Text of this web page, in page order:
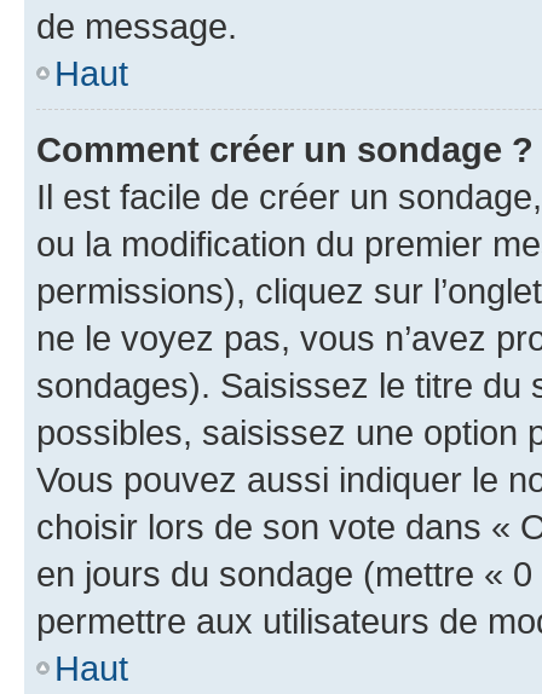
de message.
Haut
Comment créer un sondage ?
Il est facile de créer un
ou la modification du premier
permissions), cliquez sur
ne le voyez pas, vous n’avez
sondages). Saisissez le titre du
possibles, saisissez une option
Vous pouvez aussi indiquer le
choisir lors de son vote dans «
en jours du sondage (mettre «
permettre aux utilisateurs de
Haut